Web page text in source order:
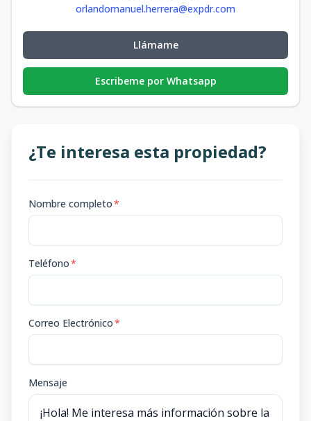
orlandomanuel.herrera@expdr.com
Llámame
Escribeme por Whatsapp
¿Te interesa esta propiedad?
Nombre completo*
Teléfono*
Correo Electrónico*
Mensaje